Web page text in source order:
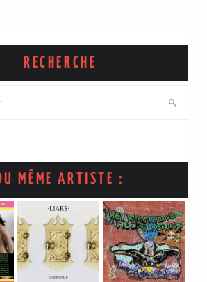
RECHERCHE
MÊME ARTISTE :